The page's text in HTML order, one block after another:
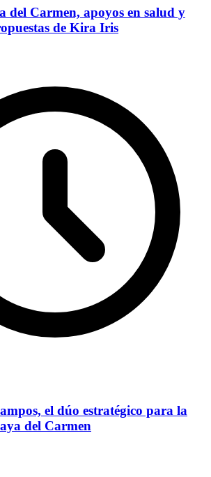
del Carmen, apoyos en salud y
de Kira Iris
el dúo estratégico para la
del Carmen